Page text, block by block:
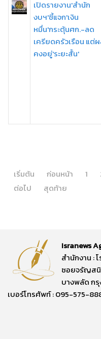
เปิดรายงาน'สำนัก
งบฯ'ชี้แจก'เงิน
หมื่น'กระตุ้นศก.-ลด
เครียดครัวเรือน แต่
คงอยู่'ระยะสั้น'
เริ่มต้น ก่อนหน้า 1
ต่อไป
สุดท้าย
Isranews
สำนักงาน :
ซอยจรัญสนิ
บางพลัด ก
เบอร์โทรศัพท์ : 095-575-